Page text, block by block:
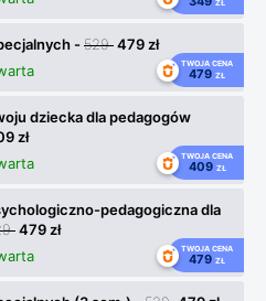
ZŁ
-529479 zł
TWOJA CENA
479 ZŁ
dziecka dla pedagogów
zł
TWOJA CENA
409 ZŁ
pedagogiczna dla
479 zł
TWOJA CENA
479 ZŁ